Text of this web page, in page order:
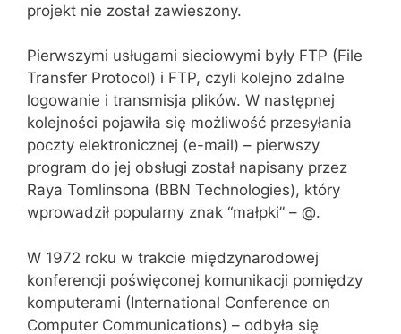
projekt nie został zawieszony.
Pierwszymi usługami sieciowymi były FTP (File
Transfer Protocol) i FTP, czyli kolejno zdalne
logowanie i transmisja plików. W następnej
kolejności pojawiła się możliwość przesyłania
poczty elektronicznej (e-mail) – pierwszy
program do jej obsługi został napisany przez
Raya Tomlinsona (BBN Technologies), który
wprowadził popularny znak “małpki” – @.
W 1972 roku w trakcie międzynarodowej
konferencji poświęconej komunikacji pomiędzy
komputerami (International Conference on
Computer Communications) – odbyła się